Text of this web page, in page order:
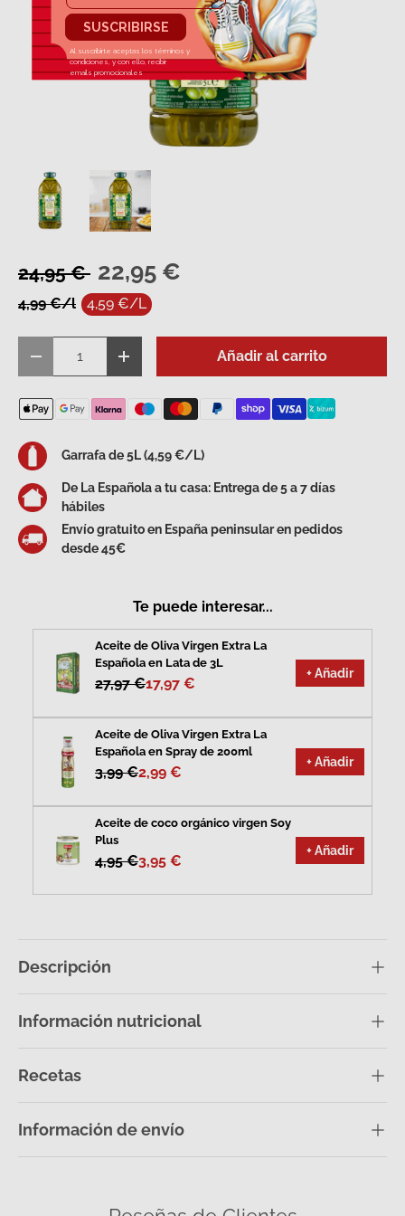
24,95 € 22,95 €
4,99 €/l 4,59 €/L
Disminuir cantidadAumentar la cantidadAñadir al carrito
Garrafa de 5L (4,59 €/L)
De La Española a tu casa: Entrega de 5 a 7 días
hábiles
Envío gratuito en España peninsular en pedidos
desde 45€
Te puede interesar...
Aceite de Oliva Virgen Extra La
Española en Lata de 3L
27,97 €17,97 €
+ Añadir
Aceite de Oliva Virgen Extra La
Española en Spray de 200ml
3,99 €2,99 €
+ Añadir
Aceite de coco orgánico virgen Soy
Plus
4,95 €3,95 €
+ Añadir
Descripción
Información nutricional
Recetas
Información de envío